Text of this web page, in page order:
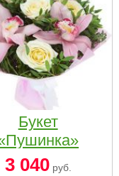
Букет
3 040руб.